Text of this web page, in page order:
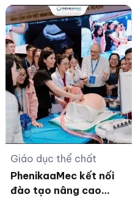
Giáo dục thể chất
PhenikaaMec kết nối
đào tạo nâng cao